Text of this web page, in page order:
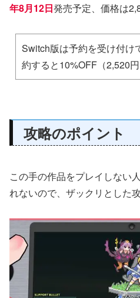
年8月12日発売予定、価格は
Switch版は予約を受け付け
約すると10%OFF（2,520
攻略のポイント
この手の作品をプレイしない
れないので、ザックリとした